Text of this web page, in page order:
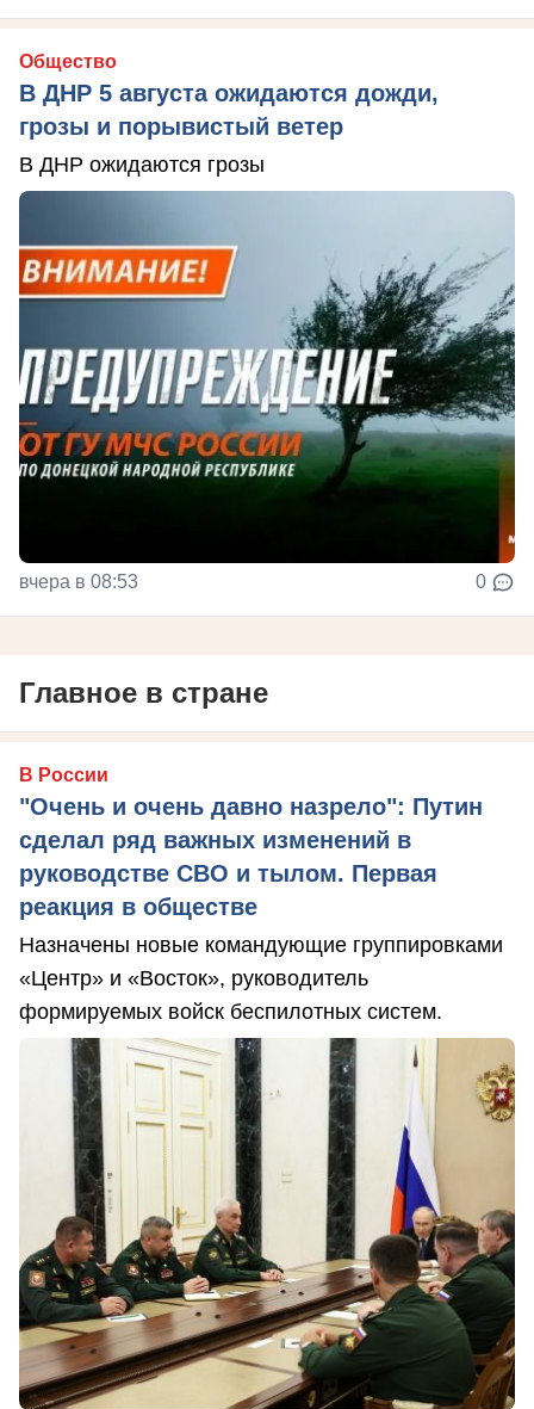
Общество
В ДНР 5 августа ожидаются дожди,
грозы и порывистый ветер
В ДНР ожидаются грозы
вчера в 08:53 0
Главное в стране
В России
"Очень и очень давно назрело": Путин
сделал ряд важных изменений в
руководстве СВО и тылом. Первая
реакция в обществе
Назначены новые командующие группировками
«Центр» и «Восток», руководитель
формируемых войск беспилотных систем.